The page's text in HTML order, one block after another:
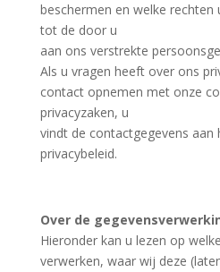
beschermen en welke
tot de door u
aan ons verstrekte
Als u vragen heeft over ons
contact opnemen met onze
privacyzaken, u
vindt de contactgegevens aan
privacybeleid.
Over de
Hieronder kan u lezen op
verwerken, waar wij deze